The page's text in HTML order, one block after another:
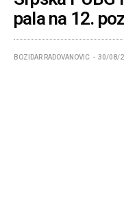
pala na 12.
BOZIDAR RADOVANOVIC 30/08/